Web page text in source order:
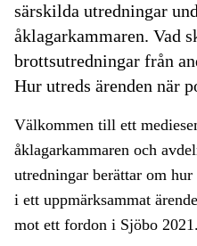
särskilda utredningar
åklagarkammaren. Vad
brottsutredningar från
Hur utreds ärenden när
Välkommen till ett
åklagarkammaren och
utredningar berättar om
i ett uppmärksammat
mot ett fordon i Sjöbo 2021.